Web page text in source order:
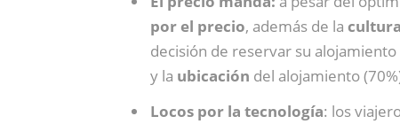
por el precio, además de la cultura
decisión de reservar su
y la ubicación del alojamiento
Locos por la tecnología: los